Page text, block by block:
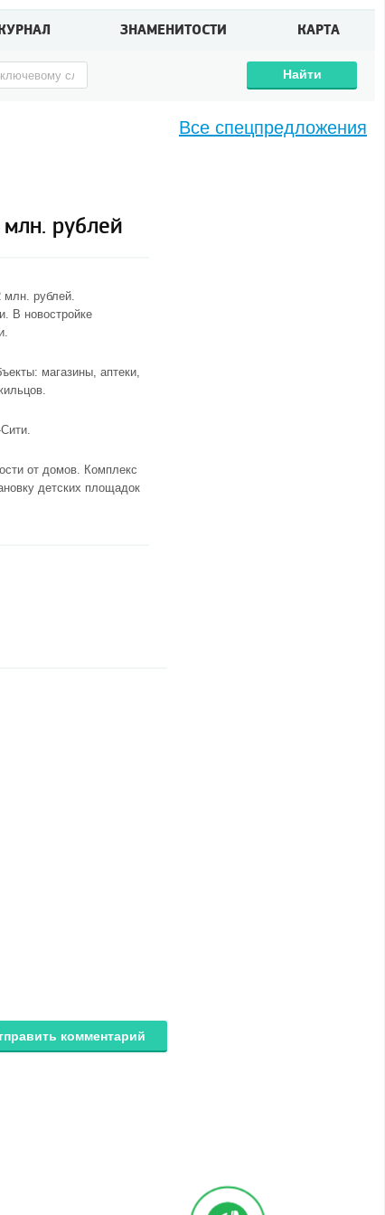
ЗНАМЕНИТОСТИ КАРТА
Найти
рублей
млн. рублей.
В новостройке
магазины, аптеки,
от домов. Комплекс
детских площадок
комментарий
Все спецпредложения